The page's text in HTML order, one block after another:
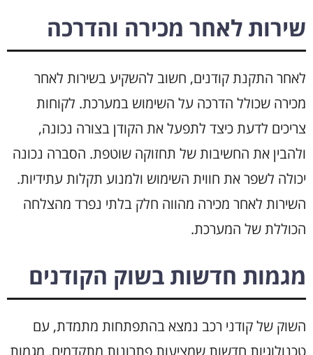
שירות לאחר מכירה והדרכה
לאחר התקנת קודנים, חשוב להשקיע בשירות לאחר
מכירה שכולל הדרכה על השימוש במערכת. לקוחות
צריכים לדעת כיצד לתפעל את הקודן בצורה נכונה,
ולהבין את החשיבות של תחזוקה שוטפת. הסברה נכונה
יכולה לשפר את חווית השימוש ולמנוע תקלות עתידיות.
השירות לאחר מכירה מהווה חלק בלתי נפרד מהצלחה
הכוללת של המערכת.
מגמות חדשות בשוק הקודנים
השוק של קודני רכב נמצא בהתפתחות מתמדת, עם
טכנולוגיות חדשות שמציעות פתרונות מתקדמים. מגמות